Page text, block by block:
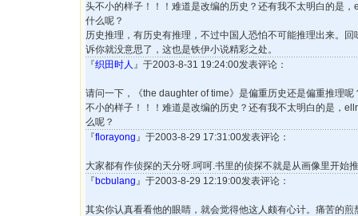
头不小的样子！！！难道是改编的历史？还有我不太明白的是
什么呢？
历史推理，有历史有推理，不过中国人恐怕不可能推理出来。
诉你就没意思了，这也是铁伊小说精彩之处。
『织田时人 』于2003-8-31 19:24:00发表评论：
请问一下，《the daughter of time》是偏重历史还是偏重推理
不小的样子！！！难道是改编的历史？还有我不太明白的是，
么呢？
『florayong』于2003-8-29 17:31:00发表评论：
大家都有作侦探的天分呀.呵呵.书里的侦探不就是从画像里开始
『bcbulang』于2003-8-29 12:19:00发表评论：
其实你认真看看他的眼睛，就会觉得他这人颇有心计。痛苦的